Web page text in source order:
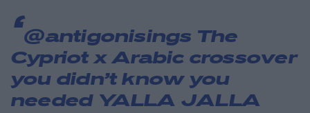
@antigonisings The
Cypriot x Arabic crossover
you didn’t know you
needed YALLA JALLA